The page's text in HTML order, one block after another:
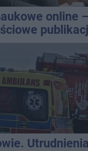
online